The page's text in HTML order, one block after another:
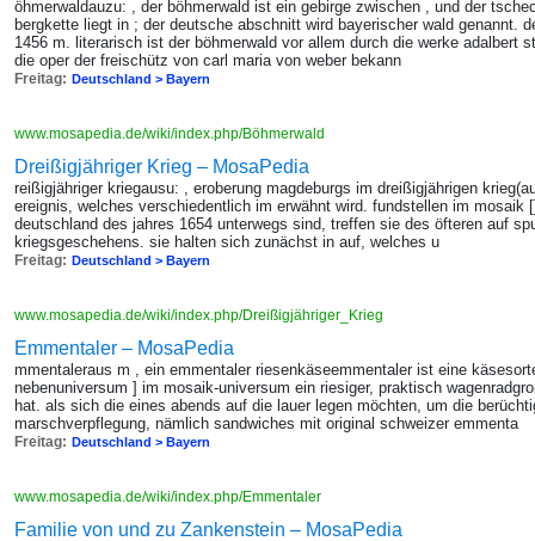
öhmerwaldauzu: , der böhmerwald ist ein gebirge zwischen , und der
bergkette liegt in ; der deutsche abschnitt wird bayerischer wald genannt.
1456 m. literarisch ist der böhmerwald vor allem durch die werke adalbert
die oper der freischütz von carl maria von weber bekann
Freitag: Deutschland > Bayern
www.mosapedia.de/wiki/index.php/Böhmerwald
Dreißigjähriger Krieg – MosaPedia
reißigjähriger kriegausu: , eroberung magdeburgs im dreißigjährigen
ereignis, welches verschiedentlich im erwähnt wird. fundstellen im mosaik
deutschland des jahres 1654 unterwegs sind, treffen sie des öfteren auf
kriegsgeschehens. sie halten sich zunächst in auf, welches u
Freitag: Deutschland > Bayern
www.mosapedia.de/wiki/index.php/Dreißigjähriger_Krieg
Emmentaler – MosaPedia
mmentaleraus m , ein emmentaler riesenkäseemmentaler ist eine
nebenuniversum ] im mosaik-universum ein riesiger, praktisch
hat. als sich die eines abends auf die lauer legen möchten, um die
marschverpflegung, nämlich sandwiches mit original schweizer emmenta
Freitag: Deutschland > Bayern
www.mosapedia.de/wiki/index.php/Emmentaler
Familie von und zu Zankenstein – MosaPedia